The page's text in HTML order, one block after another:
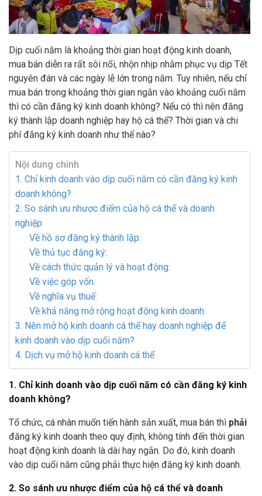
Dịp cuối năm là khoảng thời gian hoạt động kinh doanh,
mua bán diễn ra rất sôi nổi, nhộn nhịp nhằm phục vụ dịp Tết
nguyên đán và các ngày lễ lớn trong năm. Tuy nhiên, nếu chỉ
mua bán trong khoảng thời gian ngắn vào khoảng cuối năm
thì có cần đăng ký kinh doanh không? Nếu có thì nên đăng
ký thành lập doanh nghiệp hay hộ cá thể? Thời gian và chi
phí đăng ký kinh doanh như thế nào?
Nội dung chính
1. Chỉ kinh doanh vào dịp cuối năm có cần đăng ký kinh
doanh không?
2. So sánh ưu nhược điểm của hộ cá thể và doanh
nghiệp
Về hồ sơ đăng ký thành lập:
Về thủ tục đăng ký:
Về cách thức quản lý và hoạt động:
Về việc góp vốn:
Về nghĩa vụ thuế:
Về khả năng mở rộng hoạt động kinh doanh:
3. Nên mở hộ kinh doanh cá thể hay doanh nghiệp để
kinh doanh vào dịp cuối năm?
4. Dịch vụ mở hộ kinh doanh cá thể
1. Chỉ kinh doanh vào dịp cuối năm có cần đăng ký kinh
doanh không?
Tổ chức, cá nhân muốn tiến hành sản xuất, mua bán thì phải
đăng ký kinh doanh theo quy định, không tính đến thời gian
hoạt động kinh doanh là dài hay ngắn. Do đó, kinh doanh
vào dịp cuối năm cũng phải thực hiện đăng ký kinh doanh.
2. So sánh ưu nhược điểm của hộ cá thể và doanh